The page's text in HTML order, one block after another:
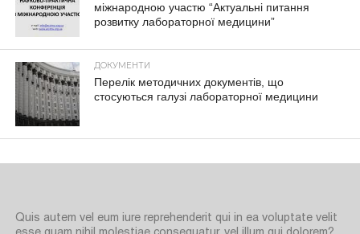
міжнародною участю “Актуальні питання
розвитку лабораторної медицини”
ДОКУМЕНТИ
Перелік методичних документів, що
стосуються галузі лабораторної медицини
Quis autem vel eum iure reprehenderit qui in ea voluptate velit